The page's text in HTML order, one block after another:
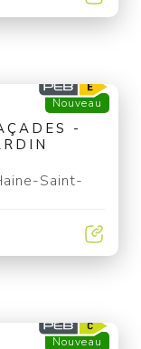
Nouveau
-
Saint-
Nouveau